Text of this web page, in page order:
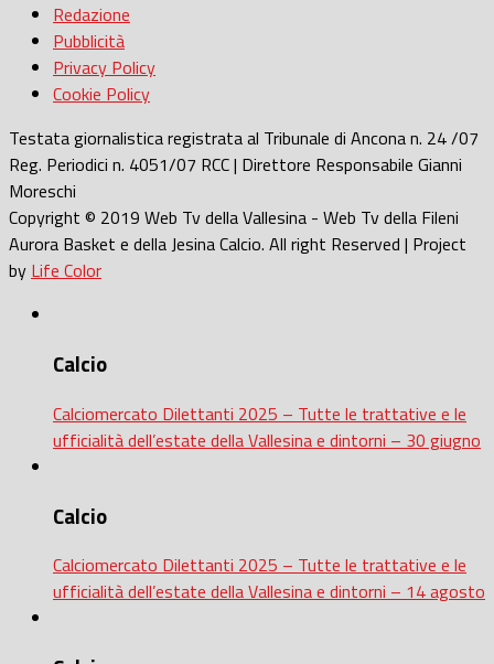
Redazione
Pubblicità
Privacy Policy
Cookie Policy
Testata giornalistica registrata al Tribunale di Ancona n. 24 /07
Reg. Periodici n. 4051/07 RCC | Direttore Responsabile Gianni
Moreschi
Copyright © 2019 Web Tv della Vallesina - Web Tv della Fileni
Aurora Basket e della Jesina Calcio. All right Reserved | Project
by Life Color
Calcio
Calciomercato Dilettanti 2025 – Tutte le trattative e le
ufficialità dell’estate della Vallesina e dintorni – 30 giugno
Calcio
Calciomercato Dilettanti 2025 – Tutte le trattative e le
ufficialità dell’estate della Vallesina e dintorni – 14 agosto